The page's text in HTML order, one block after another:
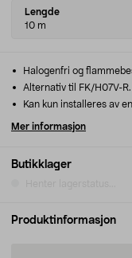
Select
variant
Lengde
10 m
Butikklager
Halogenfri og
Alternativ til FK/H07V-R.
Kan kun installeres av
Mer informasjon
Produktinformasjon